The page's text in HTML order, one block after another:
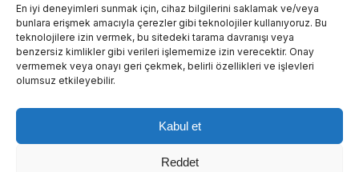
En iyi deneyimleri sunmak için, cihaz bilgilerini saklamak ve/veya
bunlara erişmek amacıyla çerezler gibi teknolojiler kullanıyoruz. Bu
teknolojilere izin vermek, bu sitedeki tarama davranışı veya
benzersiz kimlikler gibi verileri işlememize izin verecektir. Onay
vermemek veya onayı geri çekmek, belirli özellikleri ve işlevleri
olumsuz etkileyebilir.
Kabul et
Reddet
Puan Durumları
Resmi ilanlar
Gizlilik Politikası
Tüm Hakları Saklıdır. |WordPress Haber Teması